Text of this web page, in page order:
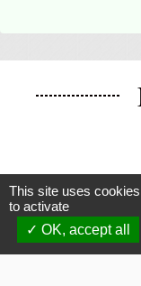
This site uses
to activate
OK, accept all